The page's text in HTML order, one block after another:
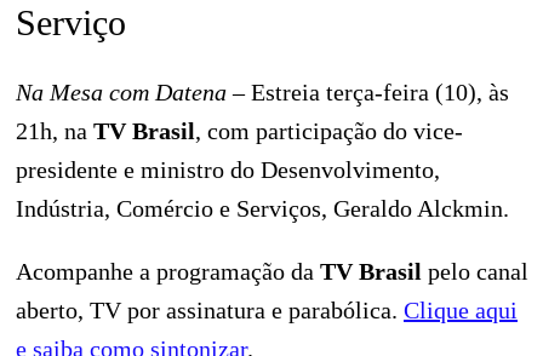
Serviço
Na Mesa com Datena– Estreia terça-feira (10), às
21h, na TV Brasil, com participação do vice-
presidente e ministro do Desenvolvimento,
Indústria, Comércio e Serviços, Geraldo Alckmin.
Acompanhe a programação da TV Brasil pelo canal
aberto, TV por assinatura e parabólica. Clique aqui
e saiba como sintonizar.